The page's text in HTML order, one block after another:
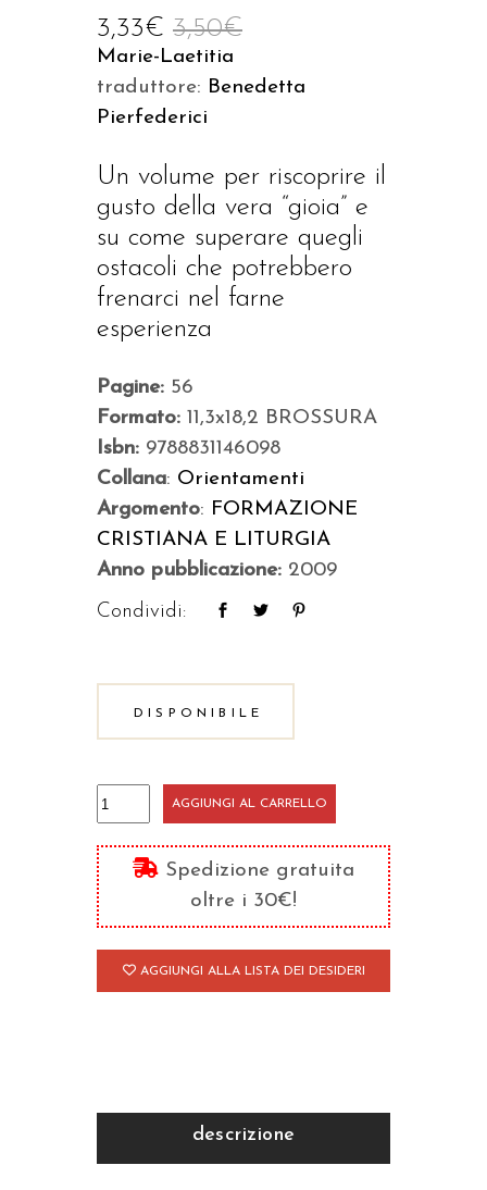
3,50€
3,33€
Marie-Laetitia
traduttore: Benedetta
Pierfederici
Un volume per riscoprire il
gusto della vera “gioia” e
su come superare quegli
ostacoli che potrebbero
frenarci nel farne
esperienza
Pagine: 56
Formato: 11,3x18,2 BROSSURA
Isbn: 9788831146098
Collana: Orientamenti
Argomento: FORMAZIONE
CRISTIANA E LITURGIA
Anno pubblicazione: 2009
Condividi:
DISPONIBILE
Il
segreto
della
gioia
quantità
AGGIUNGI AL CARRELLO
Spedizione gratuita
oltre i 30€!
AGGIUNGI ALLA LISTA DEI DESIDERI
descrizione